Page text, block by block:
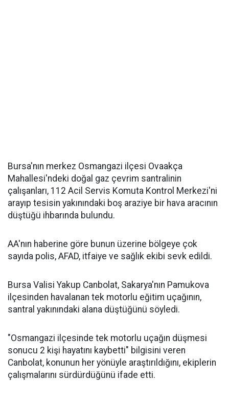
Bursa'nın merkez Osmangazi ilçesi Ovaakça
Mahallesi'ndeki doğal gaz çevrim santralinin
çalışanları, 112 Acil Servis Komuta Kontrol Merkezi'ni
arayıp tesisin yakınındaki boş araziye bir hava aracının
düştüğü ihbarında bulundu.
AA'nın haberine göre bunun üzerine bölgeye çok
sayıda polis, AFAD, itfaiye ve sağlık ekibi sevk edildi.
Bursa Valisi Yakup Canbolat, Sakarya'nın Pamukova
ilçesinden havalanan tek motorlu eğitim uçağının,
santral yakınındaki alana düştüğünü söyledi.
"Osmangazi ilçesinde tek motorlu uçağın düşmesi
sonucu 2 kişi hayatını kaybetti" bilgisini veren
Canbolat, konunun her yönüyle araştırıldığını, ekiplerin
çalışmalarını sürdürdüğünü ifade etti.